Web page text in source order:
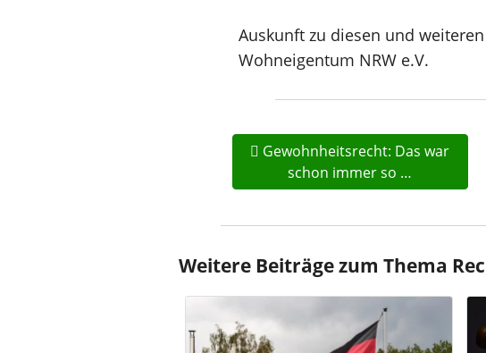
Auskunft zu diesen und
Wohneigentum NRW e.V.
Gewohnheitsrecht: Das war
schon immer so …
Weitere Beiträge zum Thema